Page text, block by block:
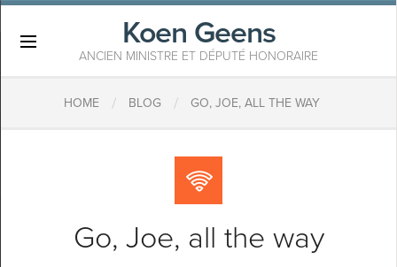
Koen Geens
ANCIEN MINISTRE ET DÉPUTÉ HONORAIRE
HOME / BLOG / GO, JOE, ALL THE WAY
Go, Joe, all the way